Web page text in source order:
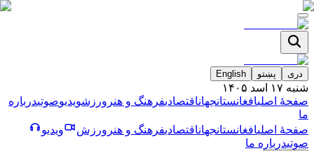
دری پښتو English
شنبه ۱۷ اسد ۱۴۰۵
صفحۀ اصلیافغانستانجهاناقتصادیفرهنگ و هنر ورزشویدیوصوتیدرباره
ما
صفحۀ اصلیافغانستانجهاناقتصادیفرهنگ و هنر ورزش
ویدیو
صوتیدرباره ما